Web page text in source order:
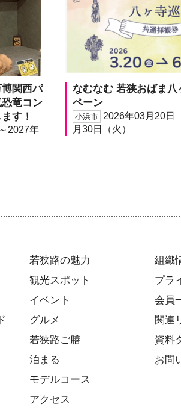
博関西パ
竜コン
す！
2027年
なむなむ 若狭おばま八
ペーン
小浜市 2026年03月20日
月30日（火）
若狭路の魅力
観光スポット
イベント
グルメ
若狭路ご膳
泊まる
モデルコース
アクセス
組織
プラ
会員
関連
資料
お問